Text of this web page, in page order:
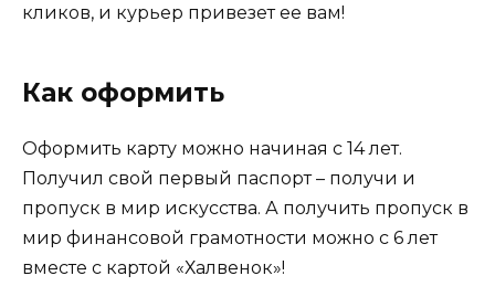
кликов, и курьер привезет ее вам!
Как оформить
Оформить карту можно начиная с 14 лет.
Получил свой первый паспорт – получи и
пропуск в мир искусства. А получить пропуск в
мир финансовой грамотности можно с 6 лет
вместе с картой «Халвенок»!